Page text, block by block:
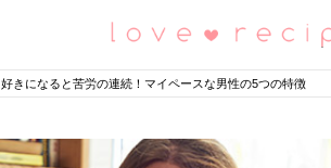
好きになると苦労の連続！マイペースな男性の5つの特徴